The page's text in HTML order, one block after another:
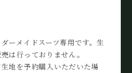
ーメイドスーツ専用です。生
は行っておりません。
地を予約購入いただいた場